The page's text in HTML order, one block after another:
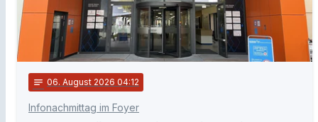
notes 06. August 2026 04:12
Infonachmittag im Foyer